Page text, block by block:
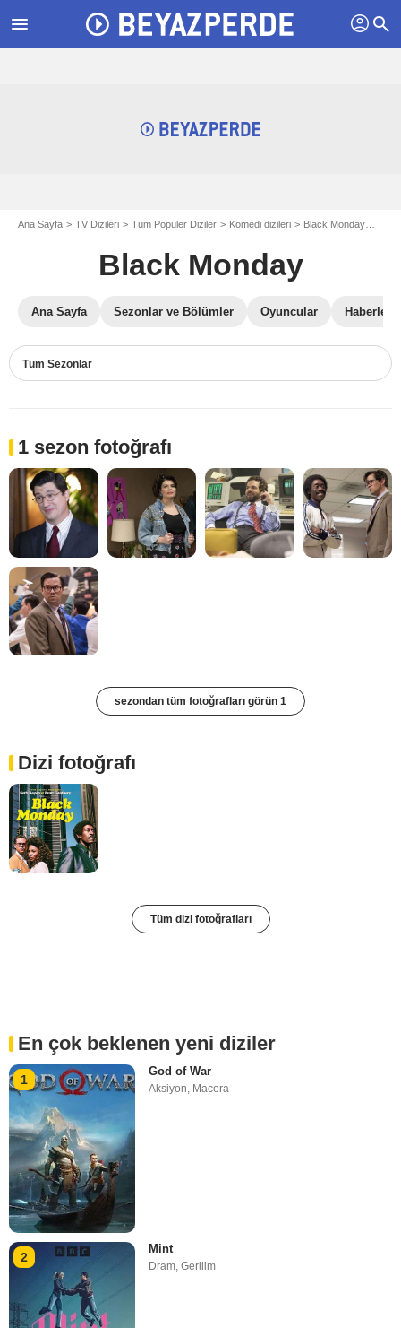
menu profil search
Ana Sayfa TV Dizileri Tüm Popüler Diziler Komedi dizileri Black Monday
Black Monday
Ana Sayfa Sezonlar ve Bölümler Oyuncular Haberler
Tüm Sezonlar
1 sezon fotoğrafı
sezondan tüm fotoğrafları görün 1
Dizi fotoğrafı
Tüm dizi fotoğrafları
En çok beklenen yeni diziler
1
God of War
Aksiyon Macera
2
Mint
Dram,Gerilim